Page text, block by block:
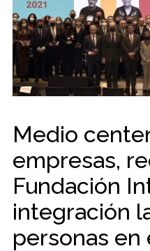
Medio
empresas,
Fundación
integración
personas en